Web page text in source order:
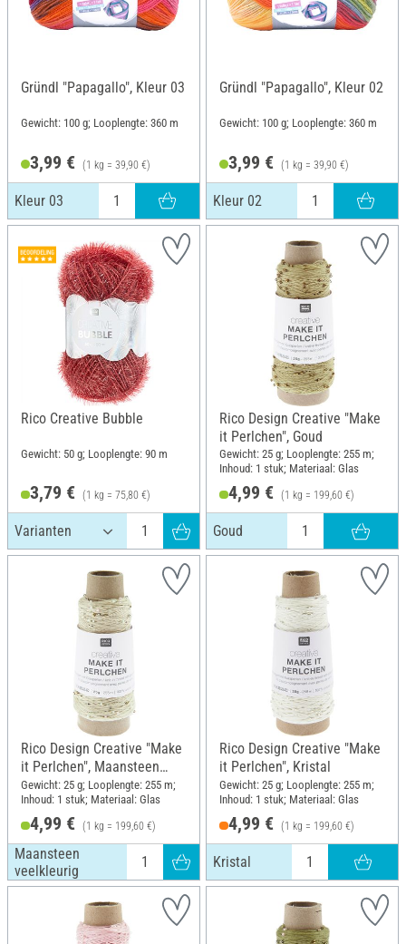
Gründl "Papagallo", Kleur 03
Gewicht: 100 g; Looplengte: 360 m
3,99 € (1 kg = 39,90 €)
Kleur 03
Gründl "Papagallo", Kleur 02
Gewicht: 100 g; Looplengte: 360 m
3,99 € (1 kg = 39,90 €)
Kleur 02
Rico Creative Bubble
Gewicht: 50 g; Looplengte: 90 m
3,79 € (1 kg = 75,80 €)
Rico Design Creative "Make
it Perlchen", Goud
Gewicht: 25 g; Looplengte: 255 m;
Inhoud: 1 stuk; Materiaal: Glas
4,99 € (1 kg = 199,60 €)
Goud
Rico Design Creative "Make
it Perlchen", Maansteen
veelkleurig
Gewicht: 25 g; Looplengte: 255 m;
Inhoud: 1 stuk; Materiaal: Glas
4,99 € (1 kg = 199,60 €)
Maansteen
veelkleurig
Rico Design Creative "Make
it Perlchen", Kristal
Gewicht: 25 g; Looplengte: 255 m;
Inhoud: 1 stuk; Materiaal: Glas
4,99 € (1 kg = 199,60 €)
Kristal